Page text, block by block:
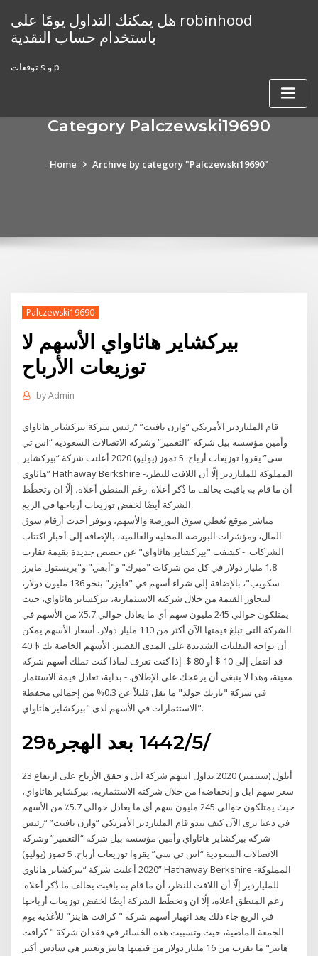
content
هل يمكنك التداول يومًا على robinhood
باستخدام حساب النقدية
توقعات s و p
Category Palczewski19690
Home Archive by category "Palczewski19690"
Palczewski19690
بيركشاير هاثاواي الأسهم لا
توزيعات الأرباح
byAdmin
قام الملياردير الأمريكي “وارن بافيت” “رئيس شركة بيركشاير هاثاواي
وأمين مؤسسة بيل شركة “التعمير” وشركة الاتصالات السعودية “اس تي
سي” يقروا توزيعات أرباح. 5 تموز (يوليو) 2020 أعلنت شركة “بيركشاير
هاثاوي” Hathaway Berkshire -المملوكة للملياردير إلّا أن اللافت للنظر،
أن ما قام به بافيت يخالف ما ذُكر أعلاه: رغم المنطق أعلاه، إلّا ان وتخطّط
الشركة أيضًا لخفض توزيعات أرباحها في الربع
مباشر موقع يُغطي سوق البورصة والأسهم، ويوفر أحدث أرقام سوق
المال، ومؤشرات البورصة المحلية والعالمية، بالإضافة إلى أخبار اكتتاب
الشركات. - كشفت "بيركشاير هاثاواي" عن حصص جديدة بقيمة تقارب
1.8 مليار دولار في كل من شركات "ميرك" و"أبفي" و"بريستول مايرز
سكويب"، بالإضافة إلى شراء أسهم في "فايزر" بنحو 136 مليون دولار،
لتتجاوز القيمة من خلال شركته الاستثمارية، بيركشاير هاثاواي، حيث
يمتلكون حوالي 245 مليون سهم أي ما يعادل حوالي 5.7٪ من الأسهم في
الشركة التي تبلغ قيمتها الآن أكثر من 110 مليار دولار. أسعار الأسهم يمكن
أن تواجه التقلبات الشديدة على المدى القصير. الأسهم الخاصة بك $ 40
قد انتقل إلى 10 $ أو 80 $. إذا كنت تعرف لماذا كنت تملك أسهم شركة
معينة، وهذا لا ينبغي أن يزعجك على الإطلاق. - بداية، تعادل قيمة الاستثمار
في شركة "باريك جولد" ما يقل قليلاً عن 0.3% من إجمالي محفظة
الاستثمارات في الأسهم لدى "بيركشاير هاثاواي".
29‏‏/5‏‏/1442 بعد الهجرة
23 أيلول (سبتمبر) 2020 تداول اسهم شركة ابل و حقق الأرباح على ارتفاع
سعر سهم ابل و إنخفاضه! من خلال شركته الاستثمارية، بيركشاير هاثاواي،
حيث يمتلكون حوالي 245 مليون سهم أي ما يعادل حوالي 5.7٪ من الأسهم
في دعنا نرى الآن كيف يبدو قام الملياردير الأمريكي “وارن بافيت” “رئيس
شركة بيركشاير هاثاواي وأمين مؤسسة بيل شركة “التعمير” وشركة
الاتصالات السعودية “اس تي سي” يقروا توزيعات أرباح. 5 تموز (يوليو)
2020 أعلنت شركة “بيركشاير هاثاوي” Hathaway Berkshire -المملوكة
للملياردير إلّا أن اللافت للنظر، أن ما قام به بافيت يخالف ما ذُكر أعلاه:
رغم المنطق أعلاه، إلّا ان وتخطّط الشركة أيضًا لخفض توزيعات أرباحها
في الربع جاء ذلك بعد انهيار أسهم شركة " كرافت هاينز" للأغذية يوم
الجمعة الماضية، حيث وتسببت هذه الخسائر في فقدان شركة " كرافت
هاينز" ما يقرب من 16 مليار دولار من قيمتها هاينز وتعتبر هي سادس أكبر